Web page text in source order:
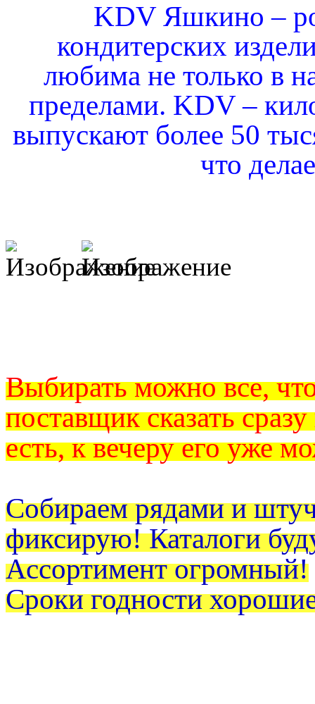
KDV Яшкино –
кондитерских
любима не только в
пределами. KDV –
выпускают более 50
что
Выбирать можно все,
поставщик сказать
есть, к вечеру его уже
Собираем рядами и
фиксирую! Каталоги
Ассортимент огромный!
Сроки годности